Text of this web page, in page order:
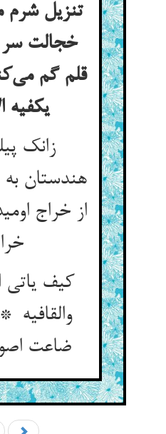
تنزیل شرم
خجالت
قلم گم
یکفیه الاشاره
زانک
هندستان
از خراج
خراب
کیف یاتی
والقافیه
ضاعت اصول العافیه